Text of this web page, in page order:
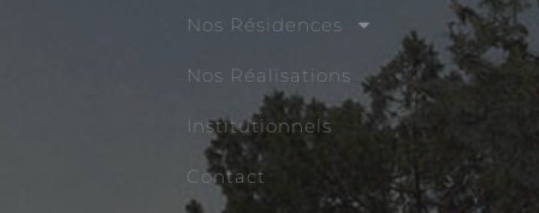
Nos Résidences
Nos Réalisations
Institutionnels
Contact